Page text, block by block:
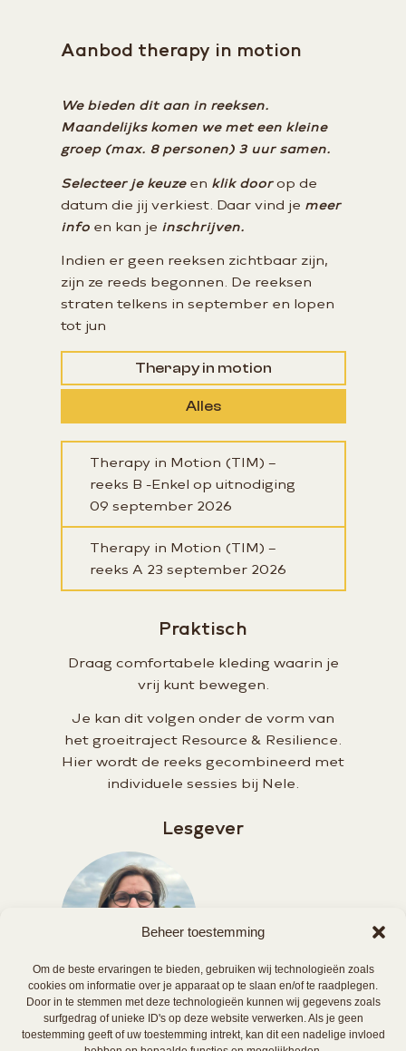
Beheer toestemming
Om de beste ervaringen te bieden, gebruiken wij technologieën zoals
cookies om informatie over je apparaat op te slaan en/of te raadplegen.
Door in te stemmen met deze technologieën kunnen wij gegevens zoals
surfgedrag of unieke ID's op deze website verwerken. Als je geen
toestemming geeft of uw toestemming intrekt, kan dit een nadelige invloed
Aanbod therapy in motion
We bieden dit aan in reeksen.
Maandelijks komen we met een kleine
groep (max. 8 personen) 3 uur samen.
Selecteer je keuzeen klik doorop de
datum die jij verkiest. Daar vind je meer
infoen kan je inschrijven.
Indien er geen reeksen zichtbaar zijn,
zijn ze reeds begonnen. De reeksen
straten telkens in september en lopen
tot jun
Therapy in motion
Alles
Therapy in Motion (TIM) –
reeks B -Enkel op uitnodiging
09 september 2026
Therapy in Motion (TIM) –
reeks A 23 september 2026
Praktisch
Draag comfortabele kleding waarin je
vrij kunt bewegen.
Je kan dit volgen onder de vorm van
het groeitraject Resource & Resilience.
Hier wordt de reeks gecombineerd met
individuele sessies bij Nele.
Lesgever
Nele Vandezande